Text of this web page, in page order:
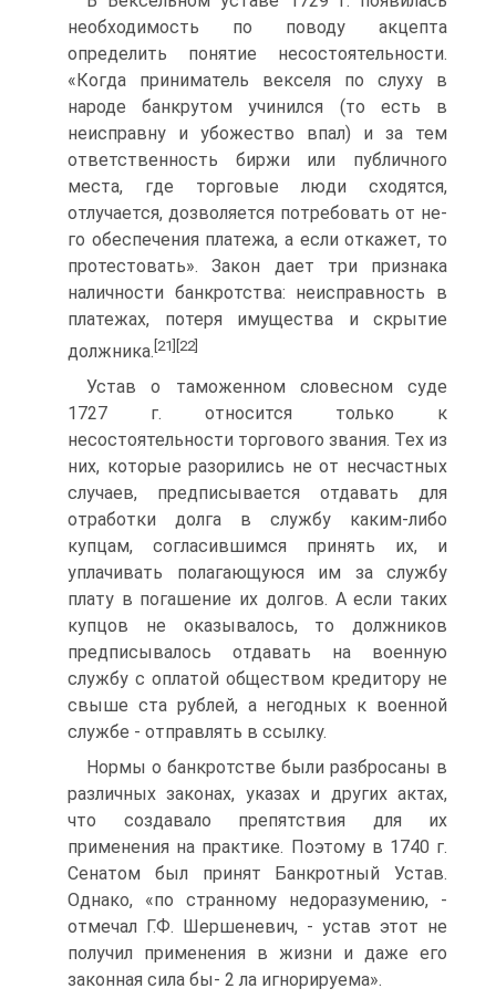
необходимость по поводу акцепта
определить понятие несостоятельности.
«Когда приниматель векселя по слуху в
народе банкрутом учинился (то есть в
неисправну и убожество впал) и за тем
ответственность биржи или публичного
места, где торговые люди сходятся,
отлучается, дозволяется потребовать от не­
го обеспечения платежа, а если откажет, то
протестовать». Закон дает три признака
наличности банкротства: неисправность в
платежах, поте­ря имущества и скрытие
должника. [21] [22]
Устав о таможенном словесном суде
1727 г. относится только к
несостоятельности торгового звания. Тех из
них, которые разорились не от несчастных
случаев, предписывается отдавать для
отработки долга в службу каким-либо
купцам, согласившимся принять их, и
уплачивать полагающуюся им за службу
плату в погашение их долгов. А если таких
купцов не оказывалось, то должников
предписывалось отдавать на воен­ную
службу с оплатой обществом кредитору не
свыше ста рублей, а не­годных к военной
службе - отправлять в ссылку.
Нормы о банкротстве были разбросаны в
различных законах, ука­зах и других актах,
что создавало препятствия для их
применения на практике. Поэтому в 1740 г.
Сенатом был принят Банкротный Устав.
Однако, «по странному недоразумению, -
отмечал Г.Ф. Шершеневич, - устав этот не
получил применения в жизни и даже его
законная сила бы- 2 ла игнорируема».